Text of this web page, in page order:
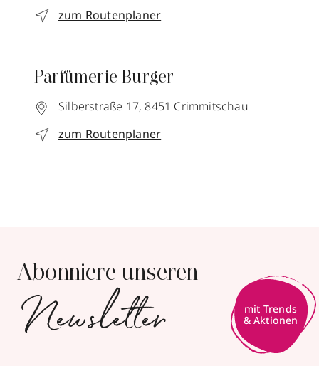
zum Routenplaner
Parfümerie Burger
Silberstraße 17, 8451 Crimmitschau
zum Routenplaner
Abonniere unseren
Newsletter
mit Trends
& Aktionen